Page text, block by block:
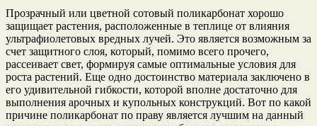
Прозрачный или цветной сотовый поликарбонат хорошо
защищает растения, расположенные в теплице от влияния
ультрафиолетовых вредных лучей. Это является возможным за
счет защитного слоя, который, помимо всего прочего,
рассеивает свет, формируя самые оптимальные условия для
роста растений. Еще одно достоинство материала заключено в
его удивительной гибкости, которой вполне достаточно для
выполнения арочных и купольных конструкций. Вот по какой
причине поликарбонат по праву является лучшим на данный